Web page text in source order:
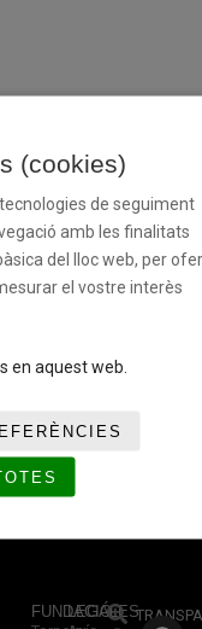
FUNDACIÓ
LEGALES
(cookies)
de seguiment
amb les finalitats
del lloc web, per
el vostre interès
en aquest web.